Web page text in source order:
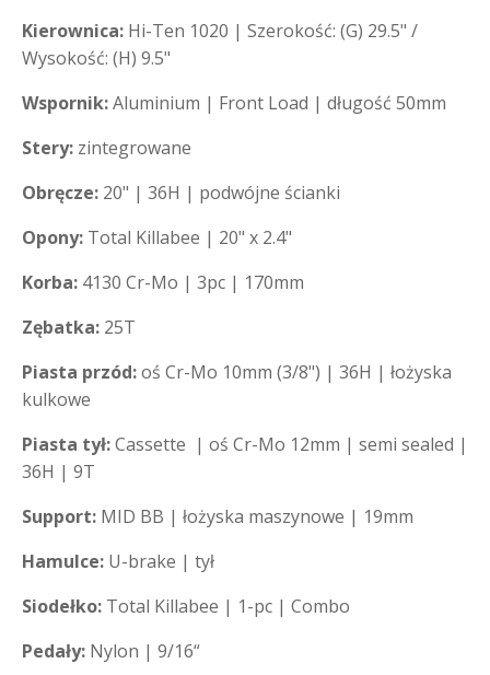
Kierownica: Hi-Ten 1020 | Szerokość: (G) 29.5" /
Wysokość: (H) 9.5"
Wspornik:Aluminium | Front Load | długość 50mm
Stery: zintegrowane
Obręcze: 20" | 36H | podwójne ścianki
Opony: Total Killabee | 20" x 2.4"
Korba: 4130 Cr-Mo | 3pc | 170mm
Zębatka: 25T
Piasta przód:oś Cr-Mo 10mm (3/8") | 36H | łożyska
kulkowe
Piasta tył:Cassette | oś Cr-Mo 12mm | semi sealed |
36H | 9T
Support: MID BB | łożyska maszynowe | 19mm
Hamulce: U-brake | tył
Siodełko: Total Killabee | 1-pc | Combo
Pedały: Nylon | 9/16“